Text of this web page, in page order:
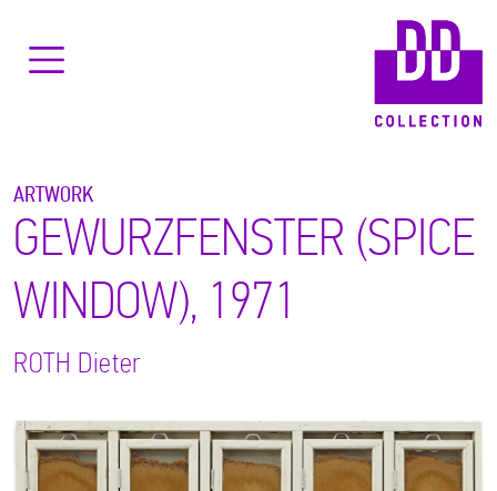
ARTWORK
GEWURZFENSTER (SPICE
WINDOW), 1971
ROTH Dieter